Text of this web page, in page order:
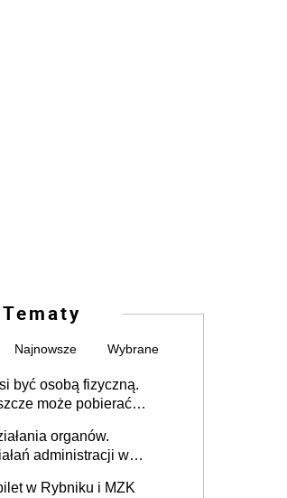
Tematy
Najnowsze Wybrane
być osobą fizyczną.
może pobierać
organów.
administracji w
w Rybniku i MZK